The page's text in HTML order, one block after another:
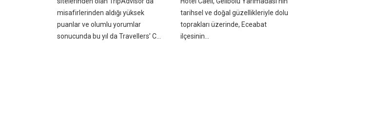
misafirlerinden aldığı yüksek
puanlar ve olumlu yorumlar
sonucunda bu yıl da Travellers’ C...
tarihsel ve doğal güzellikleriyle dolu
toprakları üzerinde, Eceabat
ilçesinin...